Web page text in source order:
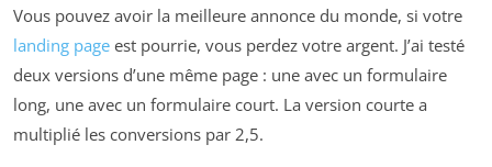
Vous pouvez avoir la meilleure annonce du monde, si votre
landing page est pourrie, vous perdez votre argent. J’ai testé
deux versions d’une même page : une avec un formulaire
long, une avec un formulaire court. La version courte a
multiplié les conversions par 2,5.